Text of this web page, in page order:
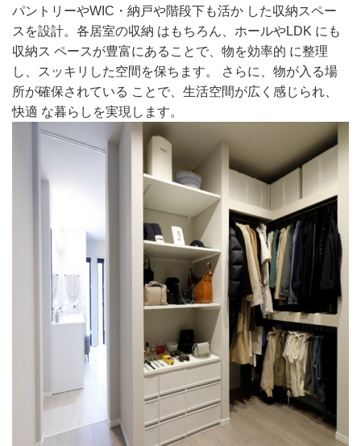
パントリーやWIC・納戸や階段下も活か した収納スペー
スを設計。各居室の収納 はもちろん、ホールやLDK にも
収納ス ペースが豊富にあることで、物を効率的 に整理
し、スッキリした空間を保ちます。 さらに、物が入る場
所が確保されている ことで、生活空間が広く感じられ、
快適 な暮らしを実現します。